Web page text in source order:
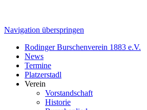
Navigation überspringen
Rodinger Burschenverein 1883 e.V.
News
Termine
Platzerstadl
Verein
Vorstandschaft
Historie